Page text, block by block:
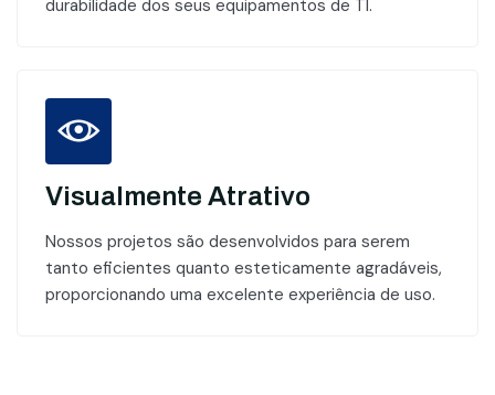
durabilidade dos seus equipamentos de TI.
Visualmente Atrativo
Nossos projetos são desenvolvidos para serem
tanto eficientes quanto esteticamente agradáveis,
proporcionando uma excelente experiência de uso.